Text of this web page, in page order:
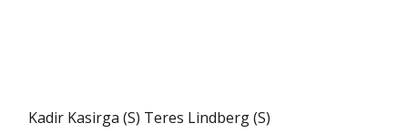
Kadir Kasirga (S) Teres Lindberg (S)